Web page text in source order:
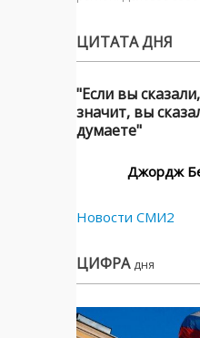
ЦИТАТА ДНЯ
"Если вы
значит, вы
думаете"
Джордж
Новости СМИ2
ЦИФРА дня